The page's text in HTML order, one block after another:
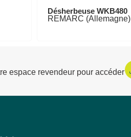
Désherbeuse WKB480
REMARC (Allemagne)
espace revendeur pour accéder